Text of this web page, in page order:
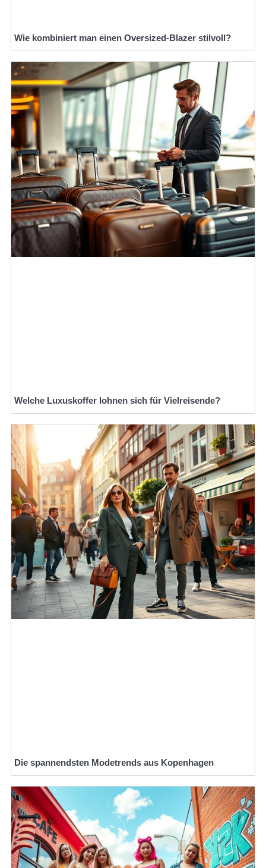
Wie kombiniert man einen Oversized-Blazer stilvoll?
Welche Luxuskoffer lohnen sich für Vielreisende?
Die spannendsten Modetrends aus Kopenhagen